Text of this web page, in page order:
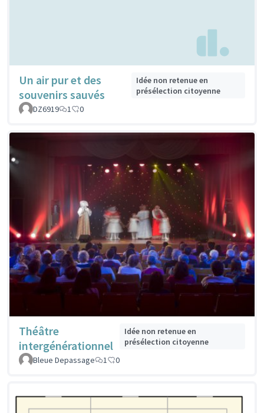
Un air pur et des
souvenirs sauvés
Idée non retenue en
présélection citoyenne
DZ6919
1 0
Théâtre
intergénérationnel
Idée non retenue en
présélection citoyenne
Bleue Depassage
1 0